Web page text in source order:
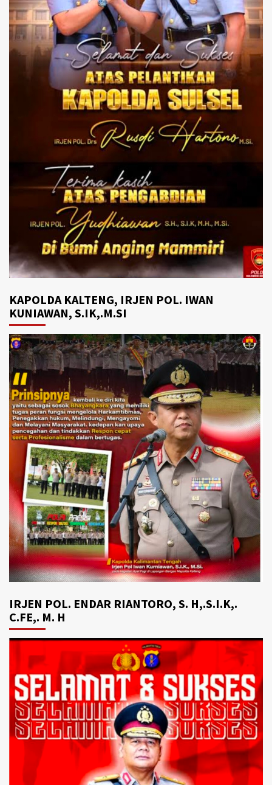
KAPOLDA KALTENG, IRJEN POL. IWAN
KUNIAWAN, S.IK,.M.SI
IRJEN POL. ENDAR RIANTORO, S. H,.S.I.K,.
C.FE,. M. H